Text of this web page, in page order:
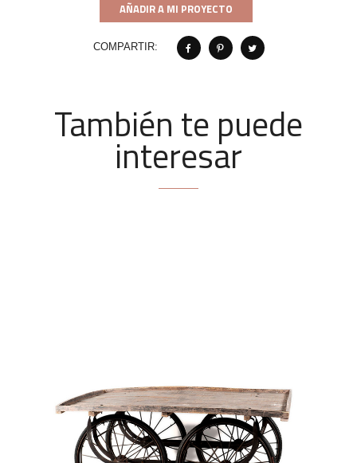
AÑADIR A MI PROYECTO
COMPARTIR:
También te puede
interesar